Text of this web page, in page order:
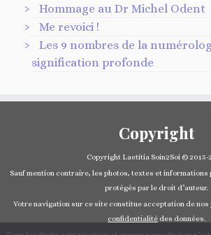
Hommage au Dr Michel Odent
Me revoici !
Les 9 nombres de la
signification profonde
Copyright
Copyright Laetitia Soin2Soi © 2015-
Sauf mention contraire, les photos, textes et
protégés par le droit d’auteur.
Votre navigation sur ce site constitue acceptation de nos
confidentialité des données.